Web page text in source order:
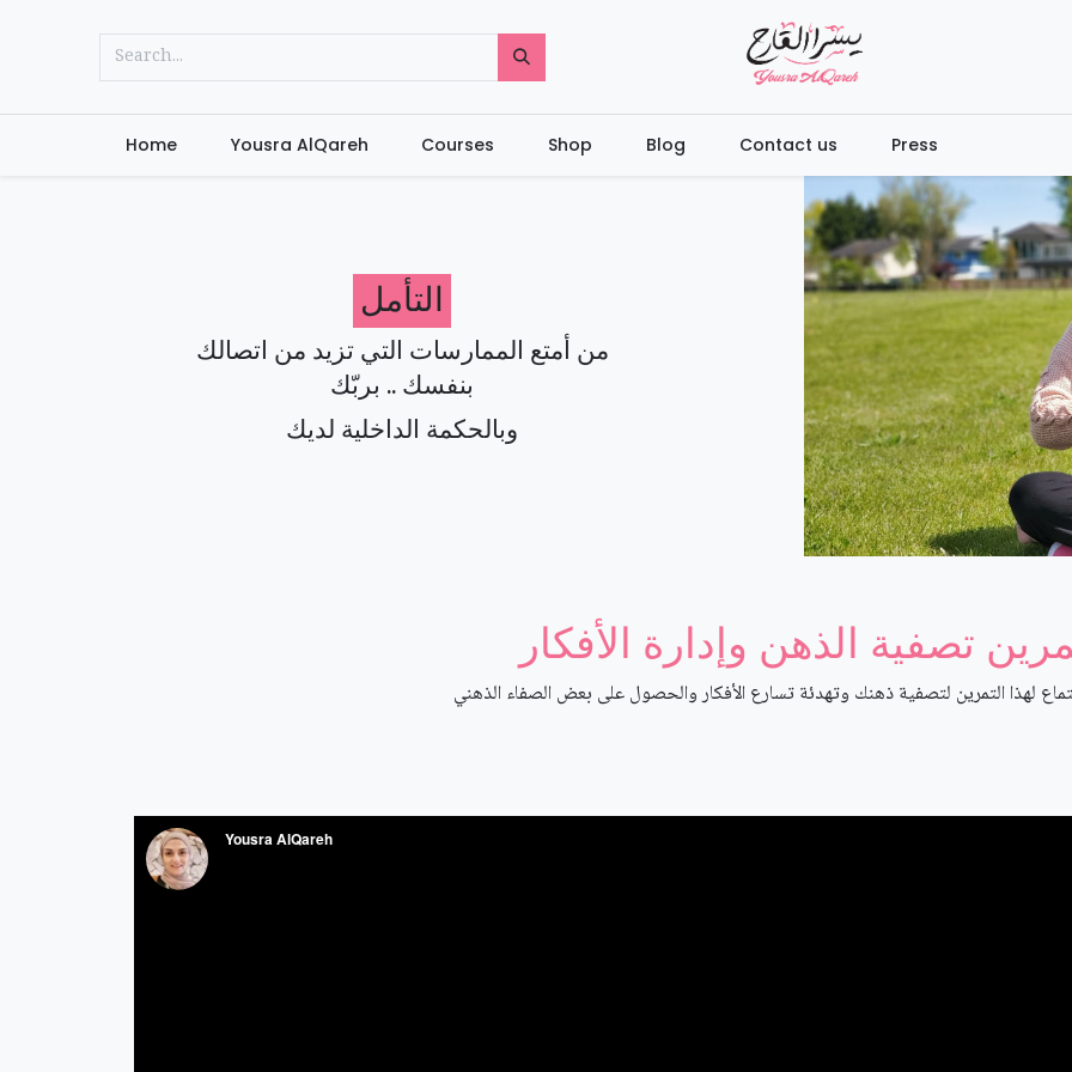
Home Yousra AlQareh Courses Shop Blog Contact us Press
التأمل
من أمتع الممارسات التي تزيد من اتصالك
بنفسك .. بربّك
وبالحكمة الداخلية لديك
تصفية الذهن وإدارة الأفكار
لهذا التمرين لتصفية ذهنك وتهدئة تسارع الأفكار والحصول على بعض الصفاء الذهني